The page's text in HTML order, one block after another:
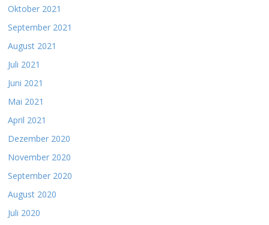
Oktober 2021
September 2021
August 2021
Juli 2021
Juni 2021
Mai 2021
April 2021
Dezember 2020
November 2020
September 2020
August 2020
Juli 2020